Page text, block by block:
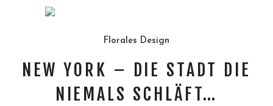
Florales Design
NEW YORK – DIE STADT DIE
NIEMALS SCHLÄFT…